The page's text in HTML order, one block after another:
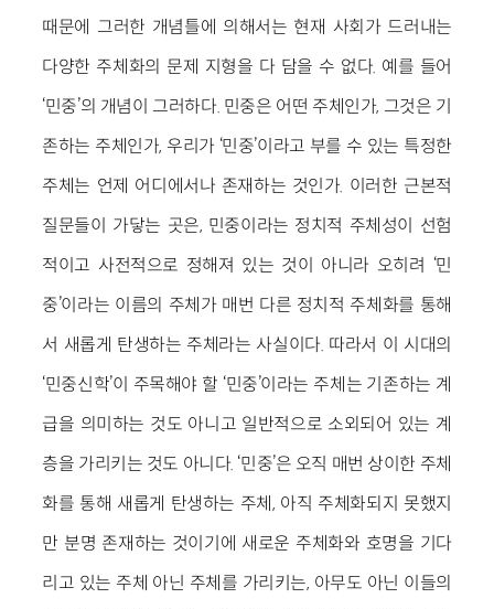
때문에 그러한 개념틀에 의해서는 현재 사회가 드러내는
다양한 주체화의 문제 지형을 다 담을 수 없다. 예를 들어
‘민중’의 개념이 그러하다. 민중은 어떤 주체인가, 그것은 기
존하는 주체인가, 우리가 ‘민중’이라고 부를 수 있는 특정한
주체는 언제 어디에서나 존재하는 것인가. 이러한 근본적
질문들이 가닿는 곳은, 민중이라는 정치적 주체성이 선험
적이고 사전적으로 정해져 있는 것이 아니라 오히려 ‘민
중’이라는 이름의 주체가 매번 다른 정치적 주체화를 통해
서 새롭게 탄생하는 주체라는 사실이다. 따라서 이 시대의
‘민중신학’이 주목해야 할 ‘민중’이라는 주체는 기존하는 계
급을 의미하는 것도 아니고 일반적으로 소외되어 있는 계
층을 가리키는 것도 아니다. ‘민중’은 오직 매번 상이한 주체
화를 통해 새롭게 탄생하는 주체, 아직 주체화되지 못했지
만 분명 존재하는 것이기에 새로운 주체화와 호명을 기다
리고 있는 주체 아닌 주체를 가리키는, 아무도 아닌 이들의